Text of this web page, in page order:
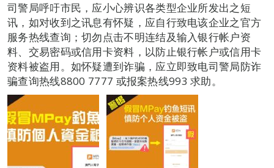
司警局呼吁市民，应小心辨识各类型企业所发出之短
讯，如对收到之讯息有怀疑，应自行致电该企业之官方
服务热线查询；切勿点击不明连结及输入银行帐户资
料、交易密码或信用卡资料，以防止银行帐户或信用卡
资料被盗用。如怀疑遭到诈骗，应立即致电司警局防诈
骗查询热线8800 7777 或报案热线993 求助。